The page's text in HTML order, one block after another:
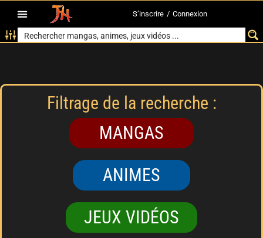
S’inscrire / Connexion
Filtrage de la recherche :
MANGAS
ANIMES
JEUX VIDÉOS